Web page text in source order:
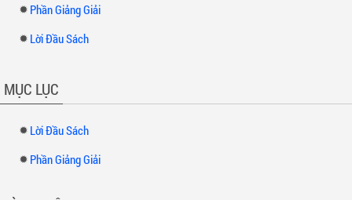
Phần Giảng Giải
Lời Đầu Sách
MỤC LỤC
Lời Đầu Sách
Phần Giảng Giải